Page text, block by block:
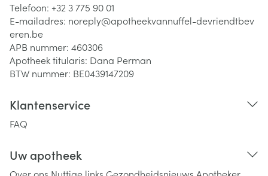
Telefoon: +32 3 775 90 01
E-mailadres: noreply@apotheekvannuffel-devriendtbev
eren.be
APB nummer: 460306
Apotheek titularis: Dana Perman
BTW nummer: BE0439147209
Klantenservice
FAQ
Uw apotheek